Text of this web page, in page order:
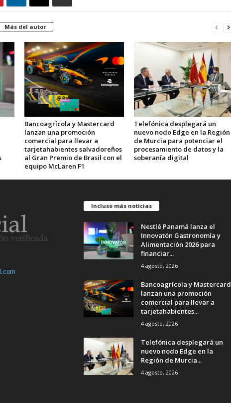
Más del autor
Bancoagrícola y Mastercard
lanzan una promoción
comercial para llevar a
tarjetahabientes salvadoreños
al Gran Premio de Brasil con el
equipo McLaren F1
Telefónica desplegará un
nuevo nodo Edge en la Región
de Murcia para potenciar el
procesamiento de datos y la
soberanía digital
Incluso más noticias
Nestlé Panamá lanza el
Innovatón Gastronomía y
Alimentación 2026 para
financiar...
4 agosto, 2026
Bancoagrícola y Mastercard
lanzan una promoción
comercial para llevar a
tarjetahabientes...
4 agosto, 2026
Telefónica desplegará un
nuevo nodo Edge en la
Región de Murcia...
4 agosto, 2026